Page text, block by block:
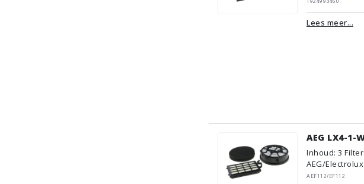
Lees meer...
AEG LX4-
Inhoud: 3
AEG/Electrolux
AEF112/EF112